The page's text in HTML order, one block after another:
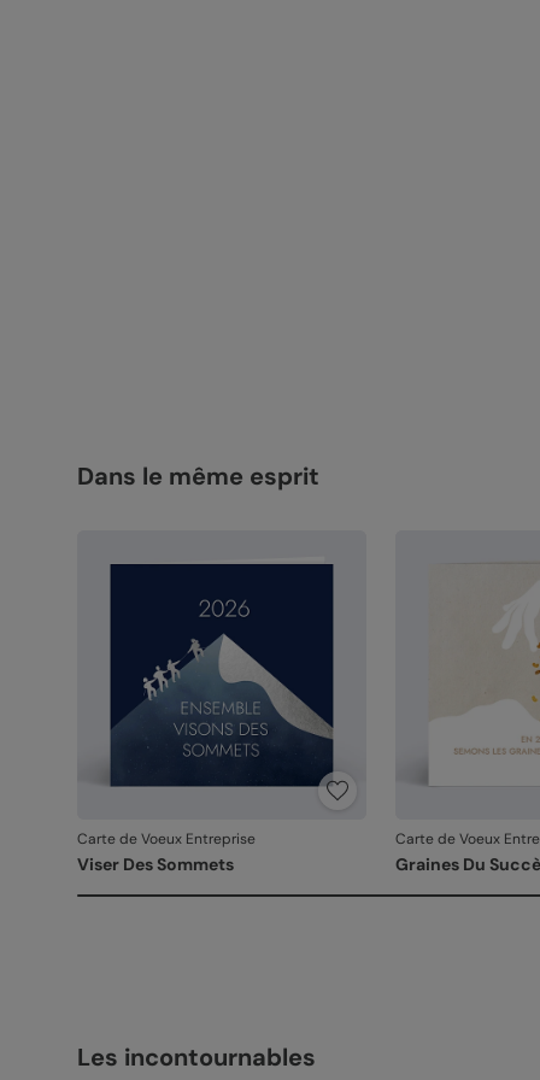
Dans le même esprit
Carte de Voeux Entreprise
Viser Des Sommets
Carte de Voeux
Graines Du
Les incontournables